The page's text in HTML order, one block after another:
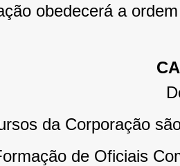
obedecerá a
da Corporação
de Oficiais